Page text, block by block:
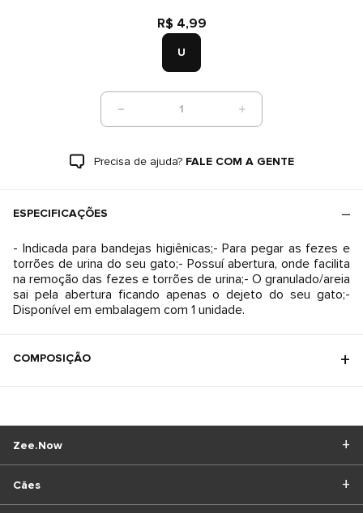
R$ 4,99
U
1
Precisa de ajuda? FALE COM A GENTE
ESPECIFICAÇÕES
- Indicada para bandejas higiênicas;- Para pegar as fezes e
torrões de urina do seu gato;- Possuí abertura, onde facilita
na remoção das fezes e torrões de urina;- O granulado/areia
sai pela abertura ficando apenas o dejeto do seu gato;-
Disponível em embalagem com 1 unidade.
COMPOSIÇÃO
Cães
Zee.Now